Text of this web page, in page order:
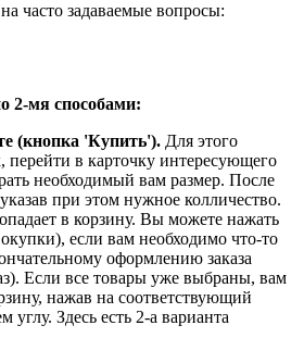
часто задаваемые вопросы:
2-мя способами:
(кнопка 'Купить'). Для этого
перейти в карточку интересующего
необходимый вам размер. После
при этом нужное колличество.
в корзину. Вы можете нажать
если вам необходимо что-то
оформлению заказа
Если все товары уже выбраны, вам
нажав на соответствующий
углу. Здесь есть 2-а варианта